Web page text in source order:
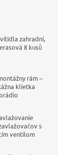
zahradní,
8 kusů
rám –
klietka
s
ventilom